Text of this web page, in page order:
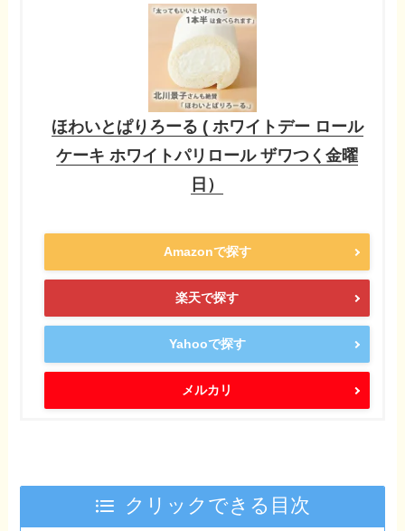
ほわいとぱりろーる ( ホワイトデー ロール
ケーキ ホワイトパリロール ザワつく金曜
日）
Amazonで探す
楽天で探す
Yahooで探す
メルカリ
クリックできる目次